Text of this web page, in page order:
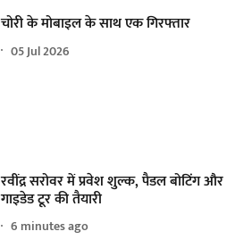
चोरी के मोबाइल के साथ एक गिरफ्तार
05 Jul 2026
रवींद्र सरोवर में प्रवेश शुल्क, पैडल बोटिंग और
गाइडेड टूर की तैयारी
6 minutes ago